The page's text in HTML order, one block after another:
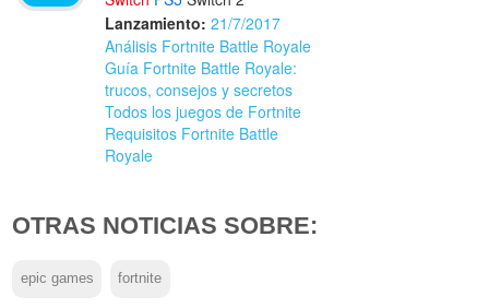
Lanzamiento: 21/7/2017
Análisis Fortnite Battle Royale
Guía Fortnite Battle Royale:
trucos, consejos y secretos
Todos los juegos de Fortnite
Requisitos Fortnite Battle
Royale
OTRAS NOTICIAS SOBRE:
epic games fortnite